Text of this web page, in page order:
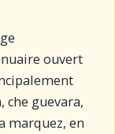
ouvert
guevara,
marquez, en